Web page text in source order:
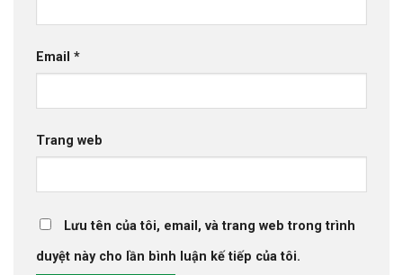
Email *
Trang web
Lưu tên của tôi, email, và trang web trong trình
duyệt này cho lần bình luận kế tiếp của tôi.